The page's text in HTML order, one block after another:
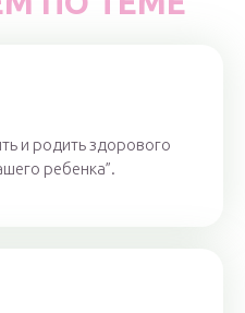
и родить здорового
ребенка”.